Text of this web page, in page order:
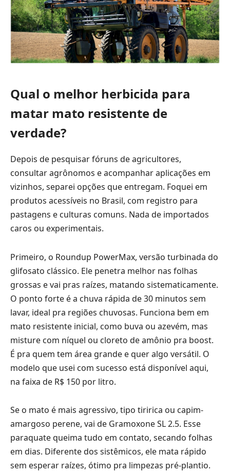
Qual o melhor herbicida para
matar mato resistente de
verdade?
Depois de pesquisar fóruns de agricultores,
consultar agrônomos e acompanhar aplicações em
vizinhos, separei opções que entregam. Foquei em
produtos acessíveis no Brasil, com registro para
pastagens e culturas comuns. Nada de importados
caros ou experimentais.
Primeiro, o Roundup PowerMax, versão turbinada do
glifosato clássico. Ele penetra melhor nas folhas
grossas e vai pras raízes, matando sistematicamente.
O ponto forte é a chuva rápida de 30 minutos sem
lavar, ideal pra regiões chuvosas. Funciona bem em
mato resistente inicial, como buva ou azevém, mas
misture com níquel ou cloreto de amônio pra boost.
É pra quem tem área grande e quer algo versátil. O
modelo que usei com sucesso está disponível aqui,
na faixa de R$ 150 por litro.
Se o mato é mais agressivo, tipo tiririca ou capim-
amargoso perene, vai de Gramoxone SL 2.5. Esse
paraquate queima tudo em contato, secando folhas
em dias. Diferente dos sistêmicos, ele mata rápido
sem esperar raízes, ótimo pra limpezas pré-plantio.